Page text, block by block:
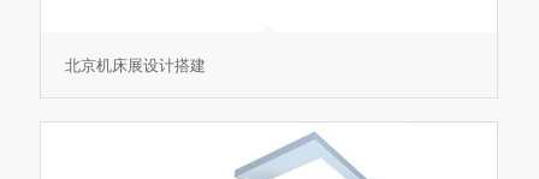
北京机床展设计搭建